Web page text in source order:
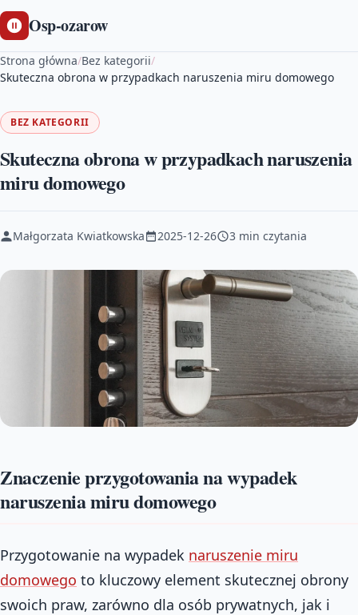
Osp-ozarow
Strona główna/Bez kategorii/
Skuteczna obrona w przypadkach naruszenia miru domowego
BEZ KATEGORII
Skuteczna obrona w przypadkach naruszenia
miru domowego
Małgorzata Kwiatkowska 2025-12-26 3 min czytania
Znaczenie przygotowania na wypadek
naruszenia miru domowego
Przygotowanie na wypadek naruszenie miru
domowego to kluczowy element skutecznej obrony
swoich praw, zarówno dla osób prywatnych, jak i